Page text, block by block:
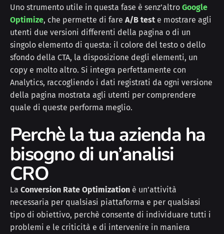
Uno strumento utile in questa fase è senz’altro Google
Optimize, che permette di fare A/B test e mostrare agli
utenti due versioni differenti della pagina o di un
singolo elemento di questa: il colore del testo o dello
sfondo della CTA, la disposizione degli elementi, un
copy e molto altro. Si integra perfettamente con
Analytics, raccogliendo i dati registrati da ogni versione
della pagina mostrata agli utenti per comprendere
quale di queste performa meglio.
Perchè la tua azienda ha
bisogno di un’analisi
CRO
La Conversion Rate Optimization è un’attività
necessaria per qualsiasi piattaforma e per qualsiasi
tipo di obiettivo, perchè consente di individuare tutti i
problemi e le criticità e di intervenire in maniera